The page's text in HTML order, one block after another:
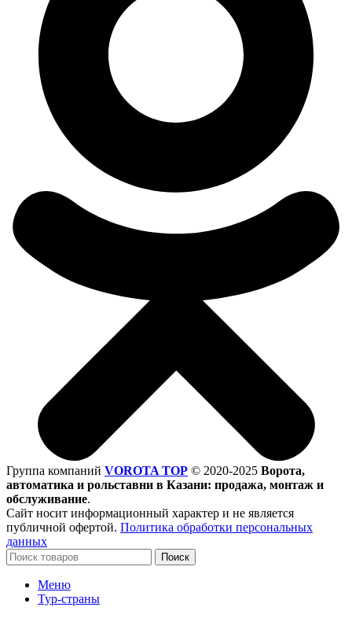
Группа компаний VOROTA TOP © 2020-2025 Ворота,
автоматика и рольставни в Казани: продажа, монтаж и
обслуживание.
Сайт носит информационный характер и не является
публичной офертой. Политика обработки персональных
данных
Поиск
Меню
Тур-страны